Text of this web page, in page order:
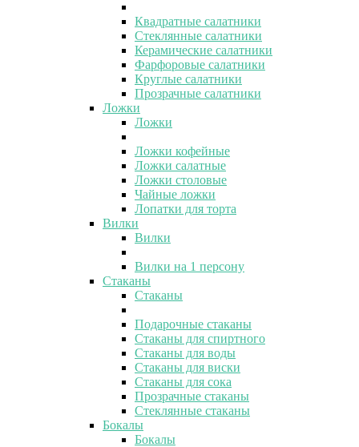
Квадратные салатники
Стеклянные салатники
Керамические салатники
Фарфоровые салатники
Круглые салатники
Прозрачные салатники
Ложки
Ложки
Ложки кофейные
Ложки салатные
Ложки столовые
Чайные ложки
Лопатки для торта
Вилки
Вилки
Вилки на 1 персону
Стаканы
Стаканы
Подарочные стаканы
Стаканы для спиртного
Стаканы для воды
Стаканы для виски
Стаканы для сока
Прозрачные стаканы
Стеклянные стаканы
Бокалы
Бокалы